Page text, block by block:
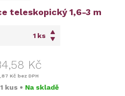
teleskopický 1,6-3 m
ks
Kč
Kč bez DPH
1 kus • Na skladě